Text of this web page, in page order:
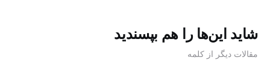
شاید این‌ها را هم بپسندید
مقالات دیگر از کلمه